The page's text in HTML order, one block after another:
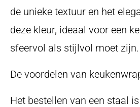
de unieke textuur en het
deze kleur, ideaal voor een
sfeervol als stijlvol moet zijn.
De voordelen van
Het bestellen van een staal